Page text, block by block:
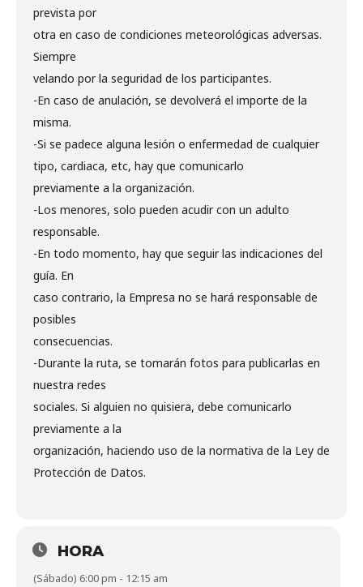
prevista por
otra en caso de condiciones meteorológicas adversas.
Siempre
velando por la seguridad de los participantes.
-En caso de anulación, se devolverá el importe de la
misma.
-Si se padece alguna lesión o enfermedad de cualquier
tipo, cardiaca, etc, hay que comunicarlo
previamente a la organización.
-Los menores, solo pueden acudir con un adulto
responsable.
-En todo momento, hay que seguir las indicaciones del
guía. En
caso contrario, la Empresa no se hará responsable de
posibles
consecuencias.
-Durante la ruta, se tomarán fotos para publicarlas en
nuestra redes
sociales. Si alguien no quisiera, debe comunicarlo
previamente a la
organización, haciendo uso de la normativa de la Ley de
Protección de Datos.
HORA
(Sábado) 6:00 pm - 12:15 am